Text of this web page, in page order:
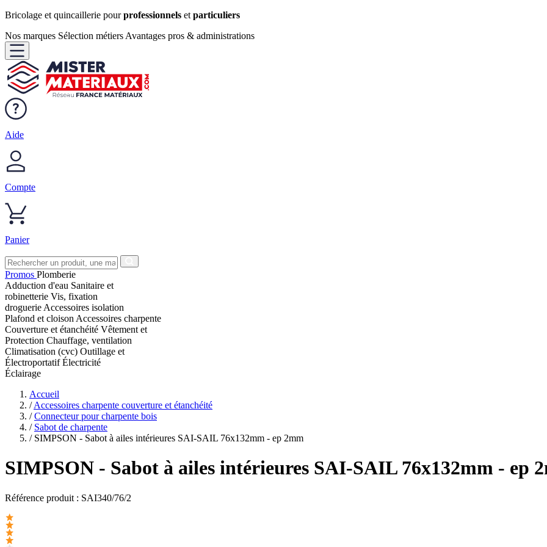
Bricolage et quincaillerie pourprofessionnels et particuliers
Nos marques Sélection métiers Avantages pros & administrations
Aide
Compte
Panier
Promos Plomberie
Adduction d'eau Sanitaire et
robinetterie Vis, fixation
droguerie Accessoires isolation
Plafond et cloison Accessoires charpente
Couverture et étanchéité Vêtement et
Protection Chauffage, ventilation
Climatisation (cvc) Outillage et
ÉlectroportatifÉlectricité
Éclairage
Accueil
/ Accessoires charpente couverture et étanchéité
/ Connecteur pour charpente bois
/ Sabot de charpente
/ SIMPSON - Sabot à ailes intérieures SAI-SAIL 76x132mm - ep 2mm
SIMPSON - Sabot à ailes intérieures SAI-SAIL 76x132mm - ep
Référence produit : SAI340/76/2